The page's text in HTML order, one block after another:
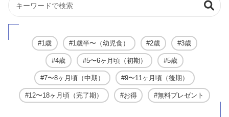
1歳 1歳半〜（幼児食） 2歳 3歳
4歳 5〜6ヶ月頃（初期） 5歳
7〜8ヶ月頃（中期） 9〜11ヶ月頃（後期）
12〜18ヶ月頃（完了期） お得 無料プレゼント